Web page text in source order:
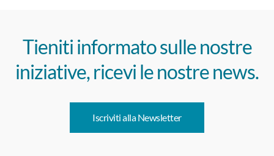
Tieniti informato sulle nostre
iniziative, ricevi le nostre news.
Iscriviti alla Newsletter